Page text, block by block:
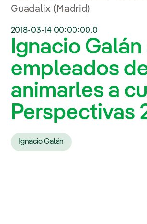
el submenú para Nuestras voces
el submenú para Multimedia
Guadalix (Madrid)
2018-03-14 00:00:00.0
Ignacio
empleados
animarles a
Perspectivas
Ignacio Galán